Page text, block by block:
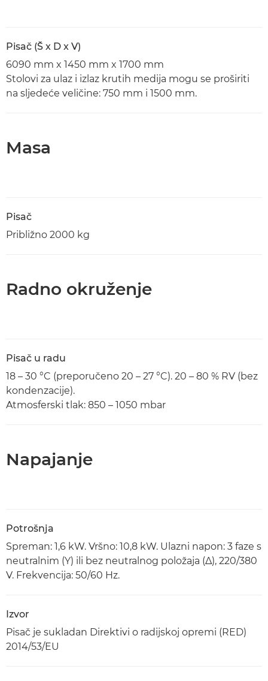
Pisač (Š x D x V)
6090 mm x 1450 mm x 1700 mm
Stolovi za ulaz i izlaz krutih medija mogu se proširiti
na sljedeće veličine: 750 mm i 1500 mm.
Masa
Pisač
Približno 2000 kg
Radno okruženje
Pisač u radu
18 – 30 °C (preporučeno 20 – 27 °C). 20 – 80 % RV (bez
kondenzacije).
Atmosferski tlak: 850 – 1050 mbar
Napajanje
Potrošnja
Spreman: 1,6 kW. Vršno: 10,8 kW. Ulazni napon: 3 faze s
neutralnim (Y) ili bez neutralnog položaja (Δ), 220/380
V. Frekvencija: 50/60 Hz.
Izvor
Pisač je sukladan Direktivi o radijskoj opremi (RED)
2014/53/EU